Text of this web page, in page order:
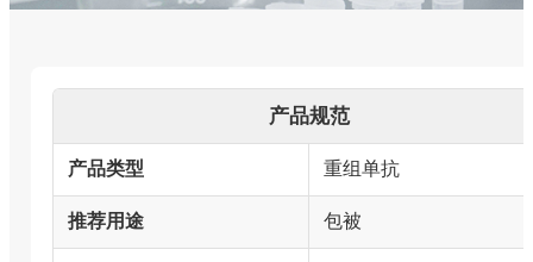
产品规范
产品类型 重组单抗
推荐用途 包被